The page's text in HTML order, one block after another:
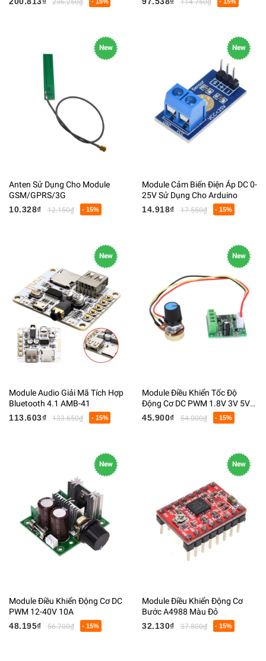
236.250₫ 114.750₫
New
Anten Sử Dụng Cho Module
GSM/GPRS/3G
10.328₫
12.150₫ - 15%
New
Module Cảm Biến Điện Áp DC 0-
25V Sử Dụng Cho Arduino
14.918₫
17.550₫ - 15%
New
Module Audio Giải Mã Tích Hợp
Bluetooth 4.1 AMB-41
113.603₫
133.650₫ - 15%
New
Module Điều Khiển Tốc Độ
Động Cơ DC PWM 1.8V 3V 5V
6V 12V 2A
45.900₫ 54.000₫ - 15%
New
Module Điều Khiển Động Cơ DC
PWM 12-40V 10A
48.195₫
56.700₫ - 15%
New
Module Điều Khiển Động Cơ
Bước A4988 Màu Đỏ
32.130₫
37.800₫ - 15%